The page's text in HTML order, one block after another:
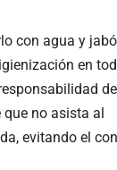
con agua y
en
no asista al
evitando el